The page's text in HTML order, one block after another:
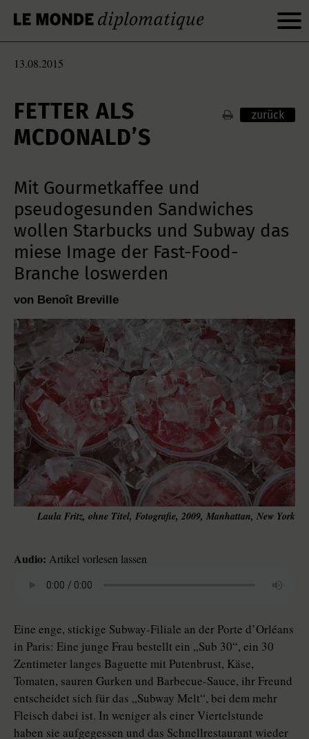
13.08.2015
FETTER ALS
MCDONALD’S
zurück
Mit Gourmetkaffee und
pseudogesunden Sandwiches
wollen Starbucks und Subway das
miese Image der Fast-Food-
Branche loswerden
von Benoît Breville
Laula Fritz, ohne Titel, Fotografie, 2009, Manhattan, New York
Audio: Artikel vorlesen lassen
Eine enge, stickige Subway-Filiale an der Porte d’Orléans
in Paris: Eine junge Frau bestellt ein „Sub 30“, ein 30
Zentimeter langes Baguette mit Putenbrust, Käse,
Tomaten, sauren Gurken und Barbecue-Sauce, ihr Freund
entscheidet sich für das „Subway Melt“, bei dem mehr
Fleisch dabei ist. In weniger als einer Viertelstunde
haben sie aufgegessen und das Schnellrestaurant wieder